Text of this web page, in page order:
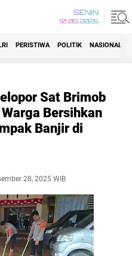
SENIN
10 08 2026
PERISTIWA POLITIK NASIONAL
Sat Brimob
Bersihkan
Banjir di
28, 2025 WIB